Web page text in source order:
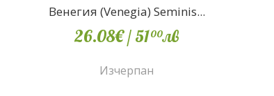
Венегия (Venegia) Seminis...
26.08€/ 5100лв
Изчерпан